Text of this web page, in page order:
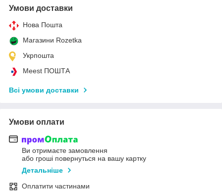
Умови доставки
Нова Пошта
Магазини Rozetka
Укрпошта
Meest ПОШТА
Всі умови доставки
Умови оплати
Ви отримаєте замовлення
або гроші повернуться на вашу картку
Детальніше
Оплатити частинами